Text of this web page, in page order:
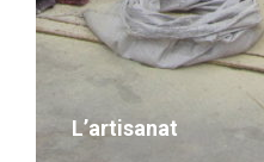
Artisanat-Paniers
L’artisanat